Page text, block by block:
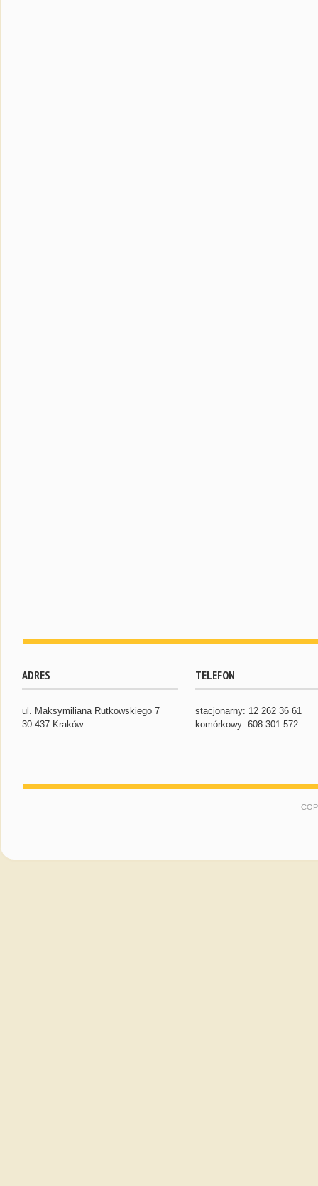
ADRES
ul. Maksymiliana Rutkowskiego 7
30-437 Kraków
TELEFON
stacjonarny: 12 262 36 61
komórkowy: 608 301 572